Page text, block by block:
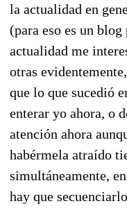
la actualidad en
(para eso es un
actualidad me
otras
que lo que sucedió
enterar yo ahora, o
atención ahora
habérmela atraído
simultáneamente,
hay que